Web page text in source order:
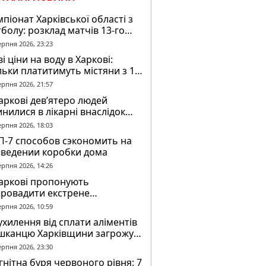
Харківської області з
розклад матчів 13-го
на 8 серпня
2026, 23:23
ціни на воду в Харкові:
платитимуть містяни з 1
2026, 21:57
дев’ятеро людей
в лікарні внаслідок
з автобусом
2026, 18:03
7 способов сэкономить на
коробки дома
2026, 14:26
пропонують
екстрене
в трамваях і
2026, 10:59
від сплати аліментів
Харківщини загрожує
років обмеження волі
2026, 23:30
буря червоного рівня: 7